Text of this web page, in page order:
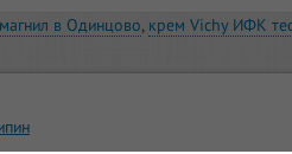
в Одинцово, крем Vichy ИФК